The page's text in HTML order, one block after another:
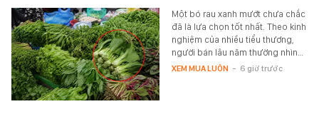
Một bó rau xanh mướt chưa chắc
đã là lựa chọn tốt nhất. Theo kinh
nghiệm của nhiều tiểu thương,
người bán lâu năm thường nhìn…
XEM MUA LUÔN - 6 giờ trước